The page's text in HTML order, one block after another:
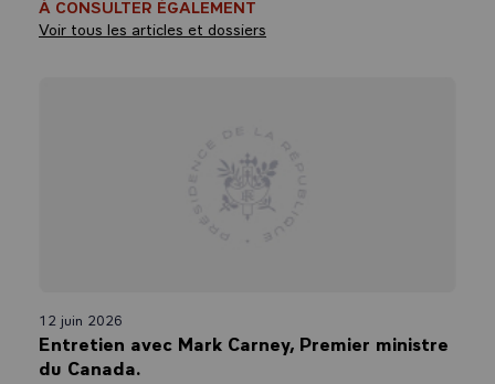
À CONSULTER ÉGALEMENT
Voir tous les articles et dossiers
12 juin 2026
Entretien avec Mark Carney, Premier ministre
du Canada.